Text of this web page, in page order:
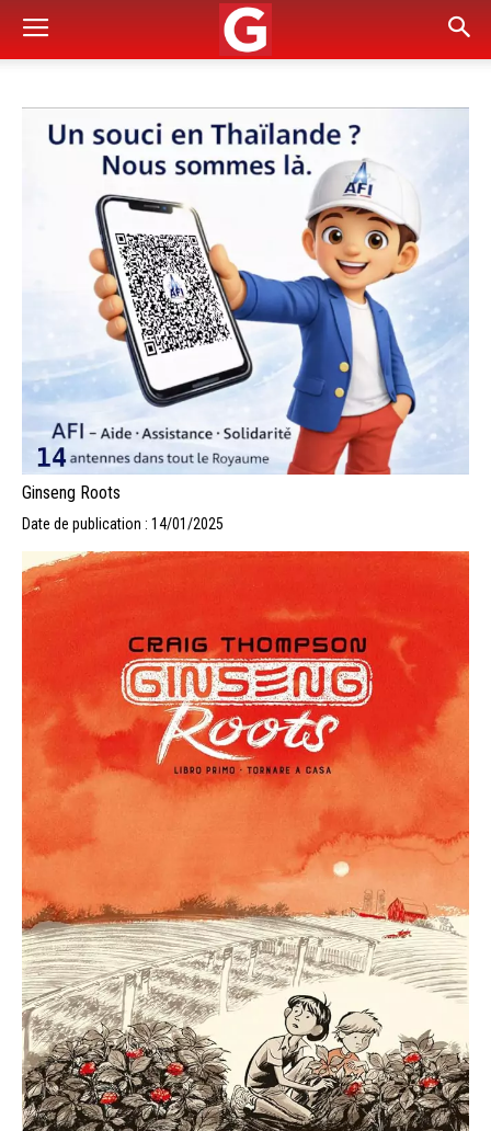
Ginseng Roots
Date de publication : 14/01/2025